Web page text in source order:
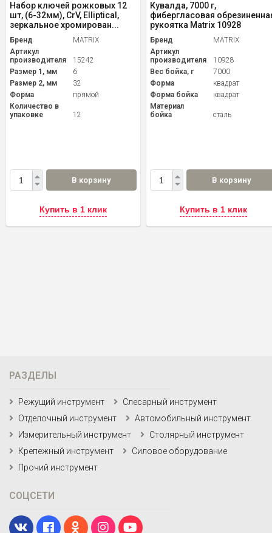
Набор ключей рожковых 12
шт, (6-32мм), CrV, Elliptical,
зеркальное хромирован...
Бренд
MATRIX
Артикул
производителя
15242
Размер 1, мм
6
Размер 2, мм
32
Форма
прямой
Количество в
упаковке
12
В корзину
Купить в 1 клик
Кувалда, 7000 г,
фибергласовая
рукоятка Matrix 10928
Бренд
MATRIX
Артикул
производителя
10928
Вес бойка, г
7000
Форма
квадрат
Форма бойка
квадрат
Материал
бойка
сталь
В корзину
Купить в 1 клик
РАЗДЕЛЫ
Режущий инструмент
Слесарный инструмент
Отделочный инструмент
Автомобильный инструмент
Измерительный инструмент
Столярный инструмент
Крепежный инструмент
Силовое оборудование
Прочий инструмент
СОЦСЕТИ